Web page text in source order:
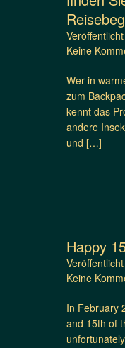
Keine
Wer in
zum
kennt das
andere
und […]
Happy
Keine
In February
and 15th of